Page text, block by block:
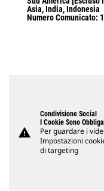
Asia, India, Indonesia
Numero Comunicato:
warning
Condivisione Social
I Cookie Sono
Per guardare i
Impostazioni
di targeting